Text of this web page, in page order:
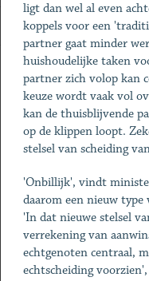
ligt dan wel al even
koppels voor een
partner gaat minder
huishoudelijke taken
partner zich volop kan
keuze wordt vaak vol
kan de thuisblijvende
op de klippen loopt.
stelsel van scheiding
'Onbillijk', vindt
daarom een nieuw
'In dat nieuwe stelsel
verrekening van
echtgenoten centraal,
echtscheiding